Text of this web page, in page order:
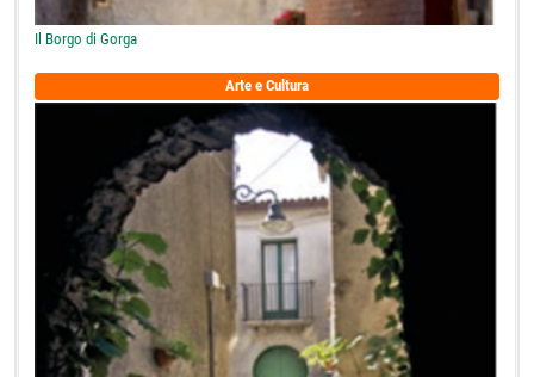
Il Borgo di Gorga
Arte e Cultura